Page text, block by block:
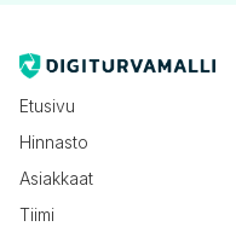
Etusivu
Hinnasto
Asiakkaat
Tiimi